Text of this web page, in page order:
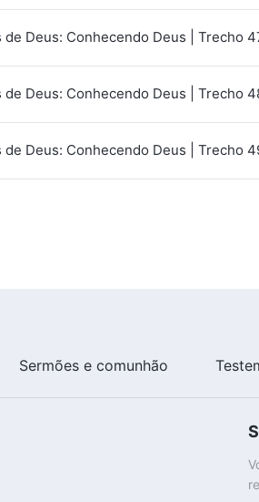
de Deus: Conhecendo Deus | Trecho
de Deus: Conhecendo Deus | Trecho
de Deus: Conhecendo Deus | Trecho
Sermões e comunhão